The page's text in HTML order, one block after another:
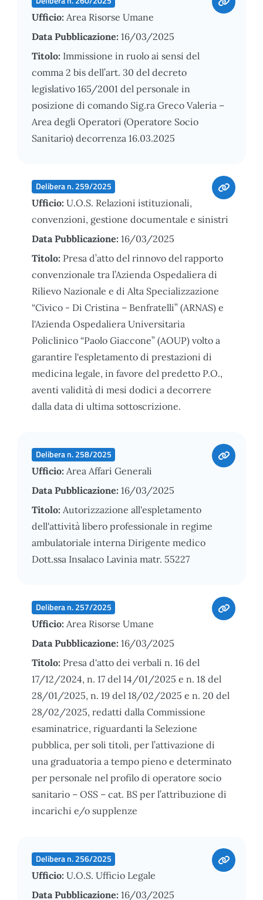
Ufficio: Area Risorse Umane
Data Pubblicazione: 16/03/2025
Titolo: Immissione in ruolo ai sensi del
comma 2 bis dell’art. 30 del decreto
legislativo 165/2001 del personale in
posizione di comando Sig.ra Greco Valeria –
Area degli Operatori (Operatore Socio
Sanitario) decorrenza 16.03.2025
Delibera n. 259/2025
Ufficio: U.O.S. Relazioni istituzionali,
convenzioni, gestione documentale e sinistri
Data Pubblicazione: 16/03/2025
Titolo: Presa d’atto del rinnovo del rapporto
convenzionale tra l’Azienda Ospedaliera di
Rilievo Nazionale e di Alta Specializzazione
“Civico - Di Cristina – Benfratelli” (ARNAS) e
l'Azienda Ospedaliera Universitaria
Policlinico “Paolo Giaccone” (AOUP) volto a
garantire l'espletamento di prestazioni di
medicina legale, in favore del predetto P.O.,
aventi validità di mesi dodici a decorrere
dalla data di ultima sottoscrizione.
Delibera n. 258/2025
Ufficio: Area Affari Generali
Data Pubblicazione: 16/03/2025
Titolo: Autorizzazione all'espletamento
dell'attività libero professionale in regime
ambulatoriale interna Dirigente medico
Dott.ssa Insalaco Lavinia matr. 55227
Delibera n. 257/2025
Ufficio: Area Risorse Umane
Data Pubblicazione: 16/03/2025
Titolo: Presa d'atto dei verbali n. 16 del
17/12/2024, n. 17 del 14/01/2025 e n. 18 del
28/01/2025, n. 19 del 18/02/2025 e n. 20 del
28/02/2025, redatti dalla Commissione
esaminatrice, riguardanti la Selezione
pubblica, per soli titoli, per l’attivazione di
una graduatoria a tempo pieno e determinato
per personale nel profilo di operatore socio
sanitario – OSS – cat. BS per l’attribuzione di
incarichi e/o supplenze
Delibera n. 256/2025
Ufficio: U.O.S. Ufficio Legale
Data Pubblicazione: 16/03/2025